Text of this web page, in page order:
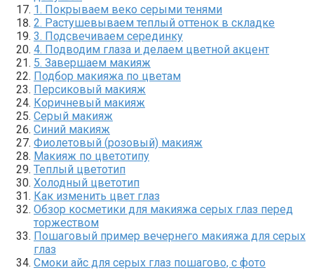
1. Покрываем веко серыми тенями
2. Растушевываем теплый оттенок в складке
3. Подсвечиваем серединку
4. Подводим глаза и делаем цветной акцент
5. Завершаем макияж
Подбор макияжа по цветам
Персиковый макияж
Коричневый макияж
Серый макияж
Синий макияж
Фиолетовый (розовый) макияж
Макияж по цветотипу
Теплый цветотип
Холодный цветотип
Как изменить цвет глаз
Обзор косметики для макияжа серых глаз перед
торжеством
Пошаговый пример вечернего макияжа для серых
глаз
Смоки айс для серых глаз пошагово, с фото